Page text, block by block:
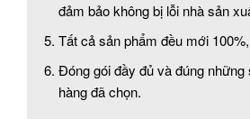
đảm bảo không bị lỗi nhà sản
Tất cả sản phẩm đều mới
Đóng gói đầy đủ và đúng
hàng đã chọn.